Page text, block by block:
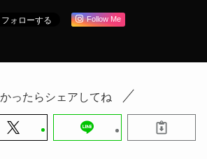
Follow Me
ったらシェアしてね